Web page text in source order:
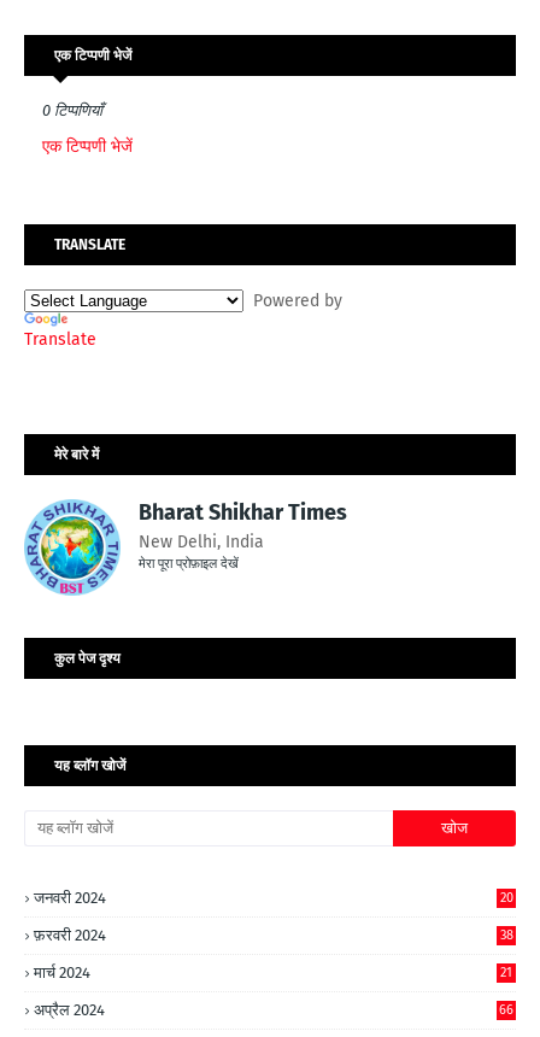
एक टिप्पणी भेजें
0 टिप्पणियाँ
एक टिप्पणी भेजें
TRANSLATE
Powered by
Translate
मेरे बारे में
Bharat Shikhar Times
New Delhi, India
मेरा पूरा प्रोफ़ाइल देखें
कुल पेज दृश्य
यह ब्लॉग खोजें
जनवरी 2024 20
फ़रवरी 2024 38
मार्च 2024 21
अप्रैल 2024 66